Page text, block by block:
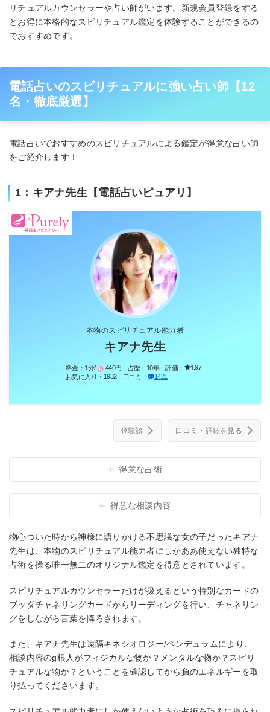
リチュアルカウンセラーや占い師がいます。新規会員登録をする
とお得に本格的なスピリチュアル鑑定を体験することができるの
でおすすめです。
電話占いのスピリチュアルに強い占い師【12
名・徹底厳選】
電話占いでおすすめのスピリチュアルによる鑑定が得意な占い師
をご紹介します！
1：キアナ先生【電話占いピュアリ】
本物のスピリチュアル能力者
キアナ先生
料金： 1分/ 440円 占歴： 10年 評価：
4.97
お気に入り： 1932 口コミ： 1421
体験談 口コミ・詳細を見る
得意な占術
得意な相談内容
物心ついた時から神様に語りかける不思議な女の子だったキアナ
先生は、本物のスピリチュアル能力者にしかああ使えない独特な
占術を操る唯一無二のオリジナル鑑定を得意とされています。
スピリチュアルカウンセラーだけが扱えるという特別なカードの
ブッダチャネリングカードからリーディングを行い、チャネリン
グをしながら言葉を降ろされます。
また、キアナ先生は遠隔キネシオロジー/ペンデュラムにより、
相談内容のg根人がフィジカルな物か？メンタルな物か？スピリ
チュアルな物か？ということを確認してから負のエネルギーを取
り払ってくださいます。